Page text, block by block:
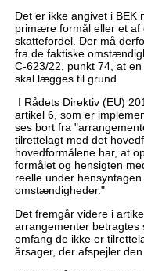
Det er ikke angivet i BEK
primære formål eller et af
skattefordel. Der må
fra de faktiske
C-623/22, punkt 74, at
skal lægges til grund.
I Rådets Direktiv (EU)
artikel 6, som er
ses bort fra
tilrettelagt med det
hovedformålene har, at
formålet og hensigten
reelle under
omstændigheder."
Det fremgår videre i
arrangementer
omfang de ikke er
årsager, der afspejler